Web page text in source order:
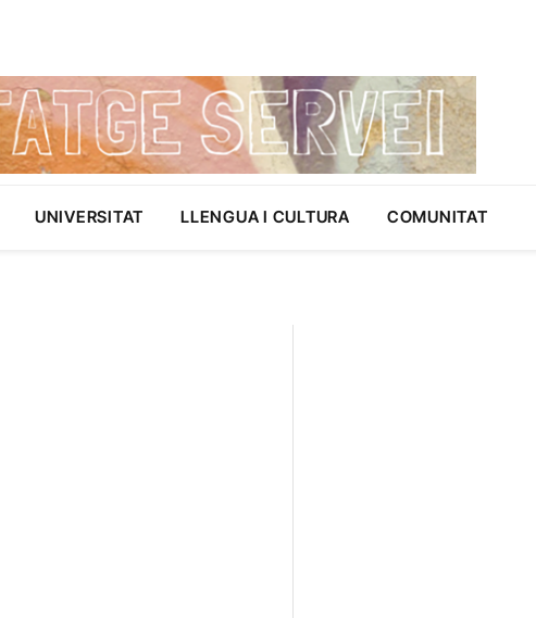
UNIVERSITAT LLENGUA I CULTURA COMUNITAT